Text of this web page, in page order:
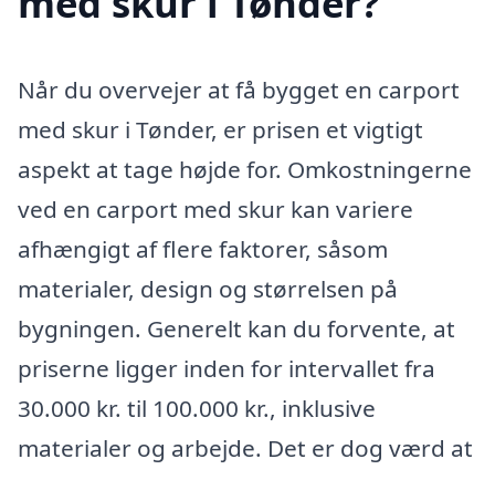
Når du overvejer at få bygget en carport
med skur i Tønder, er prisen et vigtigt
aspekt at tage højde for. Omkostningerne
ved en carport med skur kan variere
afhængigt af flere faktorer, såsom
materialer, design og størrelsen på
bygningen. Generelt kan du forvente, at
priserne ligger inden for intervallet fra
30.000 kr. til 100.000 kr., inklusive
materialer og arbejde. Det er dog værd at